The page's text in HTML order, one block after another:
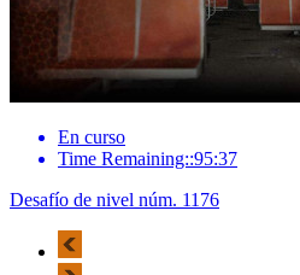
En curso
Time Remaining::95:37
Desafío de nivel núm. 1176